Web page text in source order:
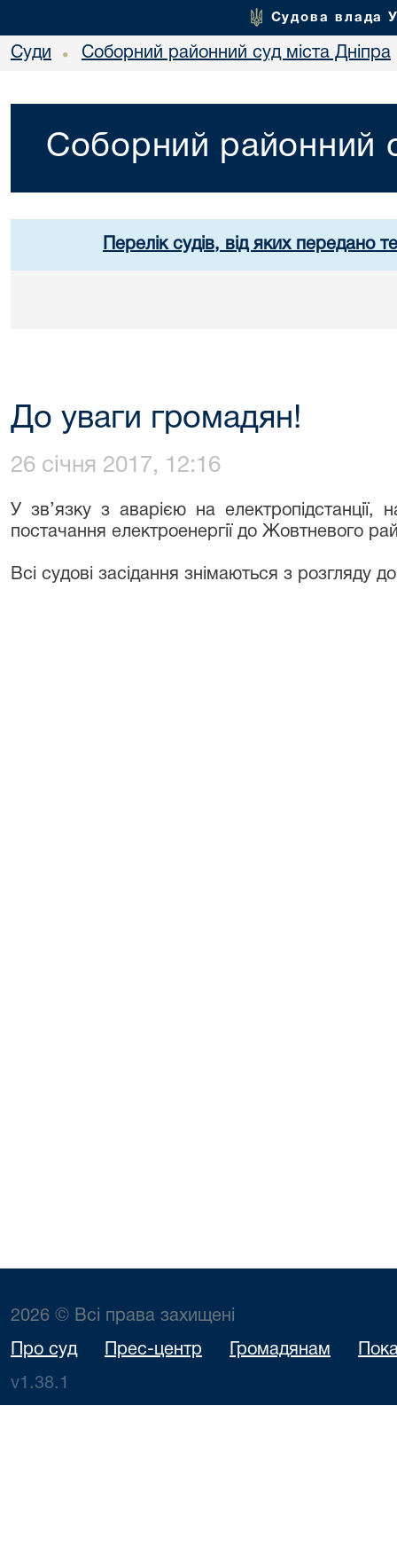
Судова влада
Суди • Соборний районний суд міста Дніпра
Соборний районний
Перелік судів, від яких передано
До уваги громадян!
26 січня 2017, 12:16
У зв’язку з аварією на електропідстанції,
постачання електроенергії до Жовтневого
Всі судові засідання знімаються з розгляду
2026 © Всі права захищені
Про суд Прес-центр Громадянам
v1.38.1